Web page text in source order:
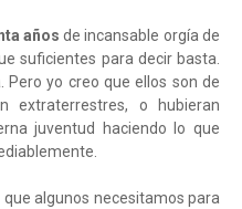
años de incansable orgía de
suficientes para decir basta.
Pero yo creo que ellos son de
extraterrestres, o hubieran
juventud haciendo lo que
algunos necesitamos para